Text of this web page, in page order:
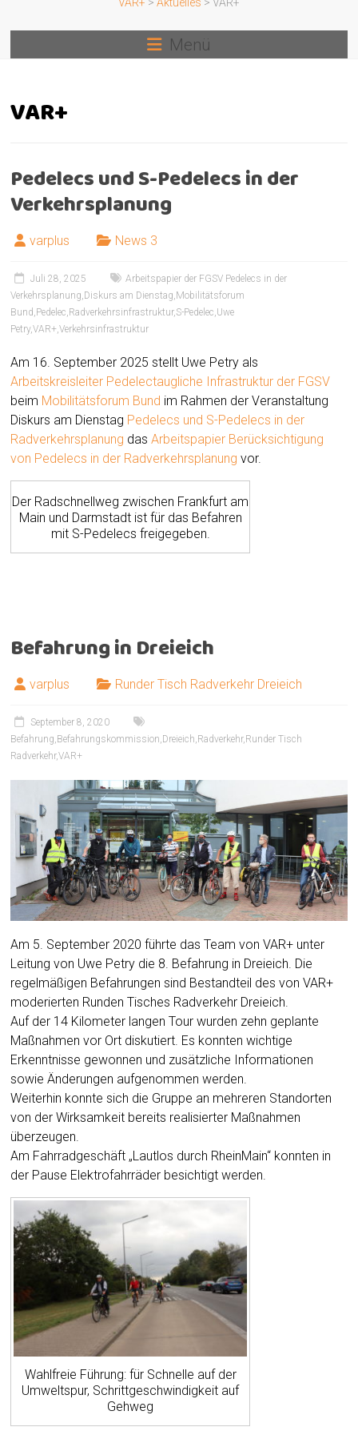
Menü
VAR+
Pedelecs und S-Pedelecs in der
Verkehrsplanung
varplus News 3
Juli 28, 2025
Arbeitspapier der FGSV Pedelecs in der
Verkehrsplanung, Diskurs am Dienstag, Mobilitätsforum
Bund , Pedelec, Radverkehrsinfrastruktur,S-Pedelec,Uwe
Petry,VAR+,Verkehrsinfrastruktur
Am 16. September 2025 stellt Uwe Petry als
Arbeitskreisleiter Pedelectaugliche Infrastruktur der FGSV
beim Mobilitätsforum Bund im Rahmen der Veranstaltung
Diskurs am Dienstag Pedelecs und S-Pedelecs in der
Radverkehrsplanung dasArbeitspapier Berücksichtigung
von Pedelecs in der Radverkehrsplanung vor.
Der Radschnellweg zwischen Frankfurt am
Main und Darmstadt ist für das Befahren
mit S-Pedelecs freigegeben.
Befahrung in Dreieich
varplus Runder Tisch Radverkehr Dreieich
September 8, 2020
Befahrung, Befahrungskommission, Dreieich, Radverkehr, Runder Tisch
Radverkehr,VAR+
Am 5. September 2020 führte das Team von VAR+ unter
Leitung von Uwe Petry die 8. Befahrung in Dreieich. Die
regelmäßigen Befahrungen sind Bestandteil des von VAR+
moderierten Runden Tisches Radverkehr Dreieich.
Auf der 14 Kilometer langen Tour wurden zehn geplante
Maßnahmen vor Ort diskutiert. Es konnten wichtige
Erkenntnisse gewonnen und zusätzliche Informationen
sowie Änderungen aufgenommen werden.
Weiterhin konnte sich die Gruppe an mehreren Standorten
von der Wirksamkeit bereits realisierter Maßnahmen
überzeugen.
Am Fahrradgeschäft „Lautlos durch RheinMain“ konnten in
der Pause Elektrofahrräder besichtigt werden.
Wahlfreie Führung: für Schnelle auf der
Umweltspur, Schrittgeschwindigkeit auf
Gehweg